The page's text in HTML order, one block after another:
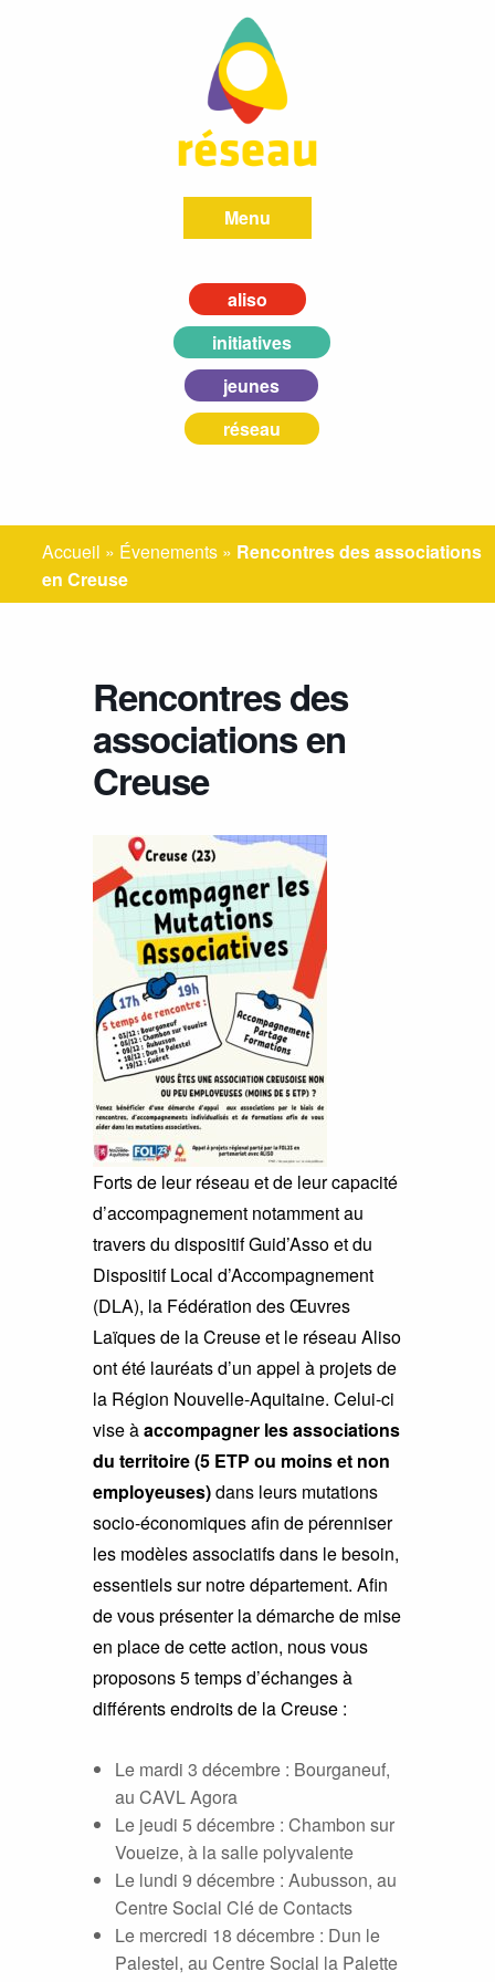
Menu
aliso
initiatives
jeunes
réseau
Accueil » Évenements » Rencontres des associations
en Creuse
Rencontres des
associations en
Creuse
Forts de leur réseau et de leur capacité
d’accompagnement notamment au
travers du dispositif Guid’Asso et du
Dispositif Local d’Accompagnement
(DLA), la Fédération des Œuvres
Laïques de la Creuse et le réseau Aliso
ont été lauréats d’un appel à projets de
la Région Nouvelle-Aquitaine. Celui-ci
vise àaccompagner les associations
du territoire (5 ETP ou moins et non
employeuses)dans leurs mutations
socio-économiques afin de pérenniser
les modèles associatifs dans le besoin,
essentiels sur notre département. Afin
de vous présenter la démarche de mise
en place de cette action, nous vous
proposons 5 temps d’échanges à
différents endroits de la Creuse :
Le mardi 3 décembre : Bourganeuf,
au CAVL Agora
Le jeudi 5 décembre : Chambon sur
Voueize, à la salle polyvalente
Le lundi 9 décembre : Aubusson, au
Centre Social Clé de Contacts
Le mercredi 18 décembre : Dun le
Palestel, au Centre Social la Palette